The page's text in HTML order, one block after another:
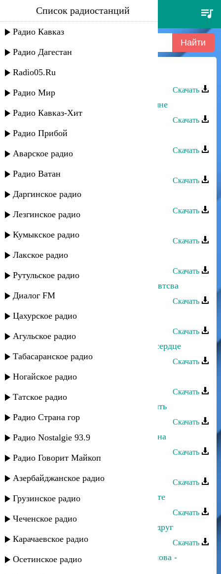
патимат гусейнова - голубь
Список радиостанций
Радио Кавказ
Радио Дагестан
Radio05.Ru
Радио Мир
Радио Кавказ-Хит
Радио Прибой
Аварское радио
Радио Ватан
Даргинское радио
Лезгинское радио
Кумыкское радио
Лакское радио
Рутульское радио
Диалог FM
Цахурское радио
Агульское радио
Табасаранское радио
Ногайское радио
Татское радио
Радио Страна гор
Радио Nostalgie 93.9
Радио Говорит Майкоп
Азербайджанское радио
Грузинское радио
Чеченское радио
Карачаевское радио
Осетинское радио
Патимат Гусейнова - Голубь
Скачать
Патимат Гусейнова - Приходи ко мне
Скачать
Патимат Гусейнова - Аявлум
Скачать
Скачать
Патимат Гусейнова - Картлик
Скачать
Скачать
Патимат Гусейнова - Твои глаза
Скачать
Патимат Магомедова - Забытые чувтсва
Скачать
Патимат Магаева - Терпение
Скачать
Патимат Ибрагимова - Ты в моем сердце
Скачать
Патимат Ибрагимова - Не уходи
Скачать
Патимат Раджабова - Не могу забыть
Скачать
Патимат Раджабова - Душевная рана
Скачать
Скачать
Патимат Гасанова - Ты есть на свете
Скачать
Патимат Гасанова - Не уходи мой друг
Скачать
Джамал Абакаров и Гажар Рамазанова -